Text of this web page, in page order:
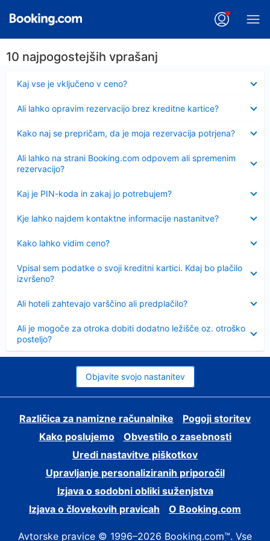
10 najpogostejših vprašanj
Kaj vse je vključeno v ceno?
Ali lahko opravim rezervacijo brez kreditne kartice?
Kako naj se prepričam, da je moja rezervacija potrjena?
Ali lahko na strani Booking.com odpovem ali spremenim
rezervacijo?
Kaj je PIN-koda in zakaj jo potrebujem?
Kje lahko najdem kontaktne informacije nastanitve?
Kako lahko vidim ceno?
Vpisal sem podatke o svoji kreditni kartici. Kdaj bo plačilo
izvršeno?
Ali hoteli zahtevajo varščino ali predplačilo?
Ali je mogoče za otroka dobiti dodatno ležišče oz. otroško
posteljo?
Objavite svojo nastanitev
Različica za namizne računalnike
Pogoji storitev
Kako poslujemo
Obvestilo o zasebnosti
Uredi nastavitve piškotkov
Upravljanje personaliziranih priporočil
Izjava o sodobni obliki suženjstva
Izjava o človekovih pravicah
O Booking.com
Avtorske pravice © 1996–2026 Booking.com™. Vse